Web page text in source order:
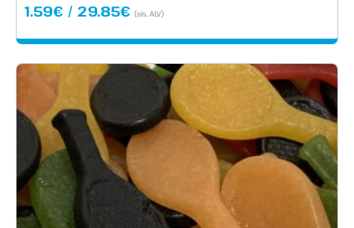
1.59€ / 29.85€Hintaluokka:
-
(sis. ALV)